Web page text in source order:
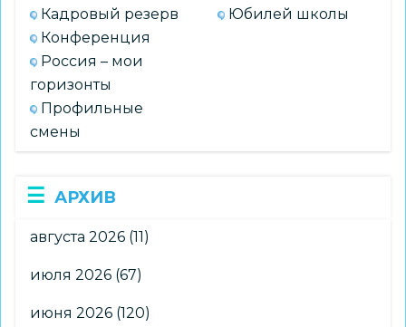
Кадровый резерв
Конференция
Россия – мои
горизонты
Профильные
смены
Юбилей школы
АРХИВ
августа 2026 (11)
июля 2026 (67)
июня 2026 (120)